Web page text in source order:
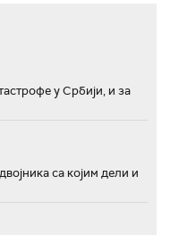
у Србији, и за
са којим дели и